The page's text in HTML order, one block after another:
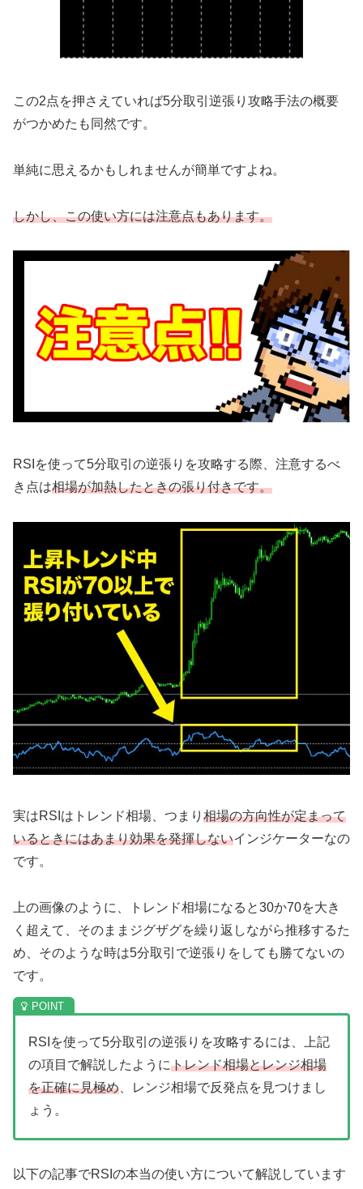
この2点を押さえていれば5分取引逆張り攻略手法の概要
がつかめたも同然です。
単純に思えるかもしれませんが簡単ですよね。
しかし、この使い方には注意点もあります。
RSIを使って5分取引の逆張りを攻略する際、注意するべ
き点は相場が加熱したときの張り付きです。
実はRSIはトレンド相場、つまり 相場の方向性が定まって
いるときにはあまり効果を発揮しないインジケーターなの
です。
上の画像のように、トレンド相場になると30か70を大き
く超えて、そのままジグザグを繰り返しながら推移するた
め、そのような時は5分取引で逆張りをしても勝てないの
です。
RSIを使って5分取引の逆張りを攻略するには、上記
の項目で解説したようにトレンド相場とレンジ相場
を正確に見極め 、レンジ相場で反発点を見つけまし
ょう。
以下の記事でRSIの本当の使い方について解説しています